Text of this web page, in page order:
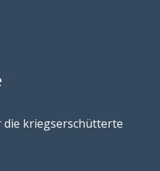
die kriegserschütterte